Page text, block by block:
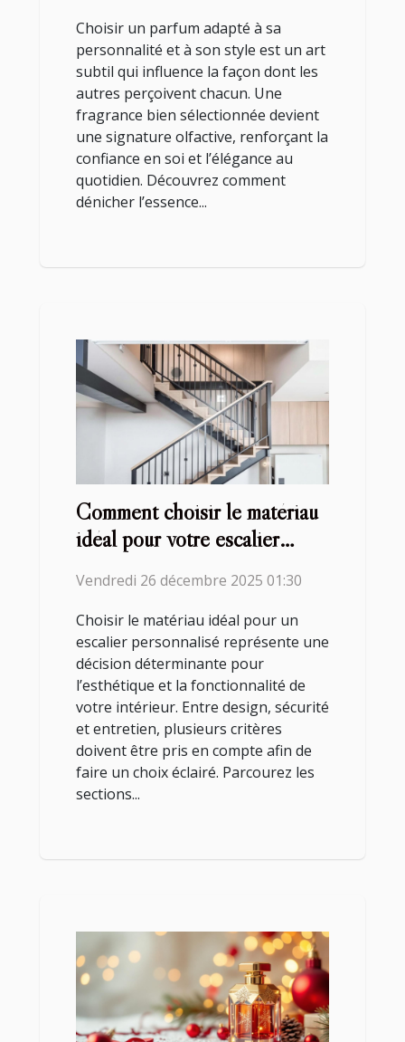
Choisir un parfum adapté à sa
personnalité et à son style est un art
subtil qui influence la façon dont les
autres perçoivent chacun. Une
fragrance bien sélectionnée devient
une signature olfactive, renforçant la
confiance en soi et l’élégance au
quotidien. Découvrez comment
dénicher l’essence...
Comment choisir le matériau
idéal pour votre escalier
Vendredi 26 décembre 2025 01:30
Choisir le matériau idéal pour un
escalier personnalisé représente une
décision déterminante pour
l’esthétique et la fonctionnalité de
votre intérieur. Entre design, sécurité
et entretien, plusieurs critères
doivent être pris en compte afin de
faire un choix éclairé. Parcourez les
sections...